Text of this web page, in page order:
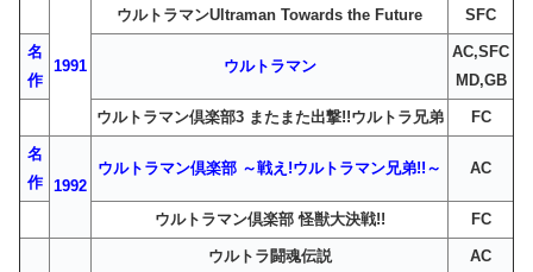
1991
ウルトラマンUltraman Towards the Future SFC
名
作
ウルトラマン
AC,SFC
MD,GB
ウルトラマン倶楽部3 またまた出撃!!ウルトラ兄弟 FC
名
作
1992
ウルトラマン倶楽部 ～戦え!ウルトラマン兄弟!!～ AC
ウルトラマン倶楽部 怪獣大決戦!! FC
ウルトラ闘魂伝説 AC